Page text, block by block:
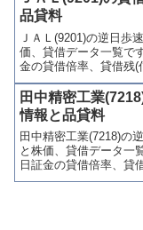
喚起・申込停止)など、
連情報を集計し、図解
やすくまとめて掲載し
す。
品貸料
ＪＡＬ(9201)の逆日歩
価、貸借データ一覧で
金の貸借倍率、貸借残(
残、信用売残)、品貸料
歩)、東証の週末残高、
喚起・申込停止)など、
連情報を集計し、図解
やすくまとめて掲載し
す。
田中精密工業
情報と品貸料
田中精密工業(7218)の
と株価、貸借データ一
日証金の貸借倍率、貸
買残、信用売残)、品貸
喚起・申込停止)など、
連情報を集計し、図解